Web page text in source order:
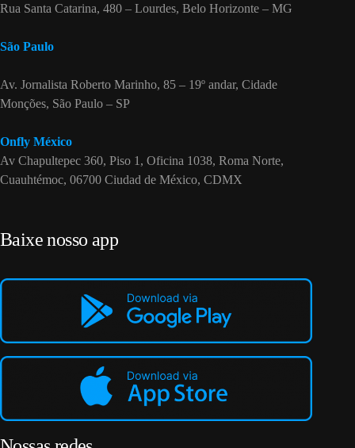
Rua Santa Catarina, 480 – Lourdes, Belo Horizonte – MG
São Paulo
Av. Jornalista Roberto Marinho, 85 – 19º andar, Cidade
Monções, São Paulo – SP
Onfly México
Av Chapultepec 360, Piso 1, Oficina 1038, Roma Norte,
Cuauhtémoc, 06700 Ciudad de México, CDMX
Baixe nosso app